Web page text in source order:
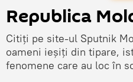
Republica
Citiți pe site-ul Sputnik
oameni ieșiți din tipare,
fenomene care au loc în